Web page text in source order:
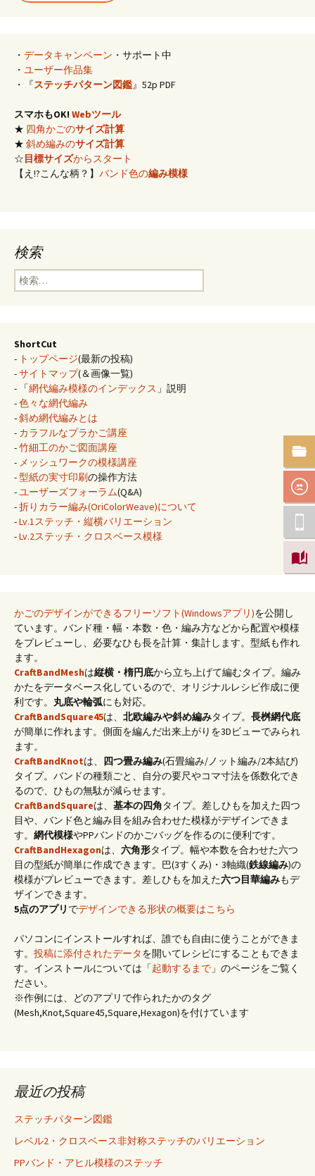
・ データキャンペーン ・サポート中
・ ユーザー作品集
・『ステッチパターン図鑑』52p PDF
スマホもOK! Webツール
★ 四角かごのサイズ計算
★ 斜め編みのサイズ計算
☆目標サイズからスタート
【え!?こんな柄？】 バンド色の編み模様
検索
検
索:
ShortCut
- トップページ(最新の投稿)
-サイトマップ(＆画像一覧)
- 「網代編み模様のインデックス 」説明
-色々な網代編み
-斜め網代編みとは
- カラフルなプラかご講座
-竹細工のかご図面講座
- メッシュワークの模様講座
-型紙の実寸印刷の操作方法
-ユーザーズフォーラム(Q&A)
-折りカラー編み(OriColorWeave)について
-Lv.1ステッチ・縦横バリエーション
-Lv.2ステッチ・クロスベース模様
かごのデザインができるフリーソフト(Windowsアプリ)を公開し
ています。バンド種・幅・本数・色・編み方などから配置や模様
をプレビューし、必要なひも長を計算・集計します。型紙も作れ
ます。
CraftBandMeshは縦横・楕円底から立ち上げて編むタイプ。編み
かたをデータベース化しているので、オリジナルレシピ作成に便
利です。 丸底や輪弧にも対応。
CraftBandSquare45は、 北欧編みや斜め編みタイプ。 長桝網代底
が簡単に作れます。側面を編んだ出来上がりを3Dビューでみられ
ます。
CraftBandKnotは、 四つ畳み編み(石畳編み/ノット編み/2本結び)
タイプ。バンドの種類ごと、自分の要尺やコマ寸法を係数化でき
るので、ひもの無駄が減らせます。
CraftBandSquareは、 基本の四角タイプ。差しひもを加えた四つ
目や、バンド色と編み目を組み合わせた模様がデザインできま
す。 網代模様やPPバンドのかごバッグを作るのに便利です。
CraftBandHexagonは、 六角形タイプ。幅や本数を合わせた六つ
目の型紙が簡単に作成できます。巴(3すくみ)・3軸織(鉄線編み)の
模様がプレビューできます。差しひもを加えた六つ目華編みもデ
ザインできます。
5点のアプリ でデザインできる形状の概要はこちら
パソコンにインストールすれば、誰でも自由に使うことができま
す。 投稿に添付されたデータを開いてレシピにすることもできま
す。インストールについては「起動するまで 」のページをご覧く
ださい。
※作例には、どのアプリで作られたかのタグ
(Mesh,Knot,Square45,Square,Hexagon)を付けています
最近の投稿
ステッチパターン図鑑
レベル2・クロスベース非対称ステッチのバリエーション
PPバンド・アヒル模様のステッチ